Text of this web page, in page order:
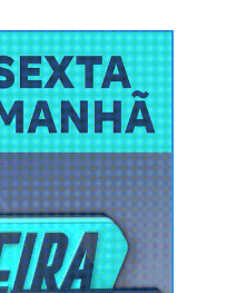
de casa quando
e invadiram o
cabeça e tórax. Irlan
inclusive, crianças.
relataram que os